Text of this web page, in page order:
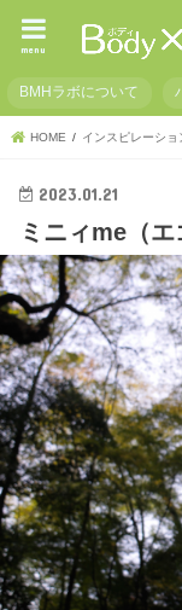
menu
BMHラボについて
HOME インスピレーショ
2023.01.21
ミニィme（